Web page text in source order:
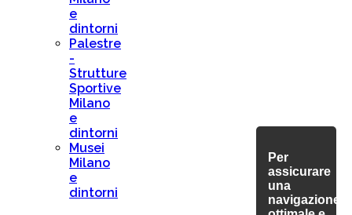
e
dintorni
Palestre
-
Strutture
Sportive
Milano
e
dintorni
Musei
Milano
e
dintorni
Per
assicurare
una
navigazione